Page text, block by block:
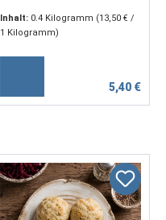
Hartweizengrieß (2 x
Inhalt: 0.4 Kilogramm (13,50 € /
1 Kilogramm)
5,40 €